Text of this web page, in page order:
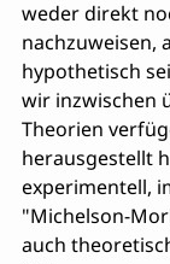
weder direkt
nachzuweisen,
hypothetisch
wir inzwischen
Theorien
herausgestellt
experimentell,
"Michelson-
auch